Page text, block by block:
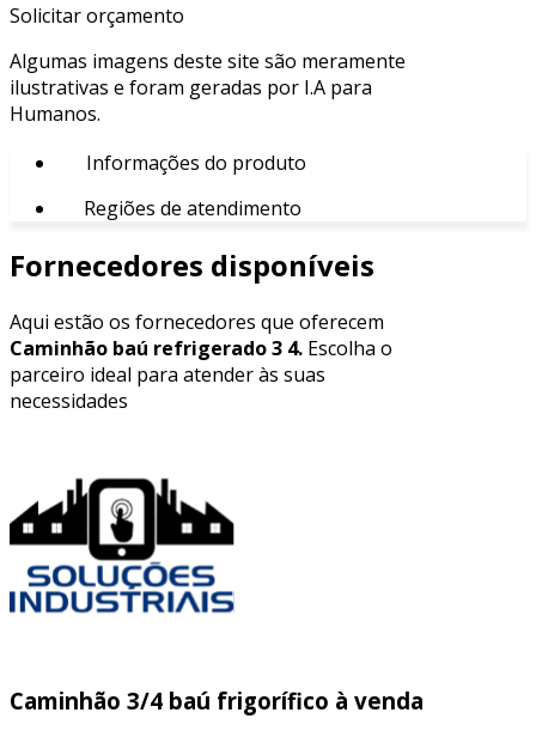
Solicitar orçamento
Algumas imagens deste site são meramente
ilustrativas e foram geradas por I.A para
Humanos.
Informações do produto
Regiões de atendimento
Fornecedores disponíveis
Aqui estão os fornecedores que oferecem
Caminhão baú refrigerado 3 4. Escolha o
parceiro ideal para atender às suas
necessidades
Caminhão 3/4 baú frigorífico à venda